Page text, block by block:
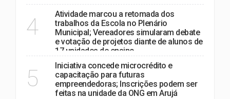
4
Atividade marcou a retomada dos
trabalhos da Escola no Plenário
Municipal; Vereadores simularam debate
e votação de projetos diante de alunos de
17 unidades de ensino
5
Iniciativa concede microcrédito e
capacitação para futuras
empreendedoras; Inscrições podem ser
feitas na unidade da ONG em Arujá